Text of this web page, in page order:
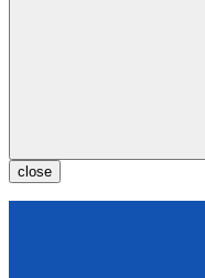
close